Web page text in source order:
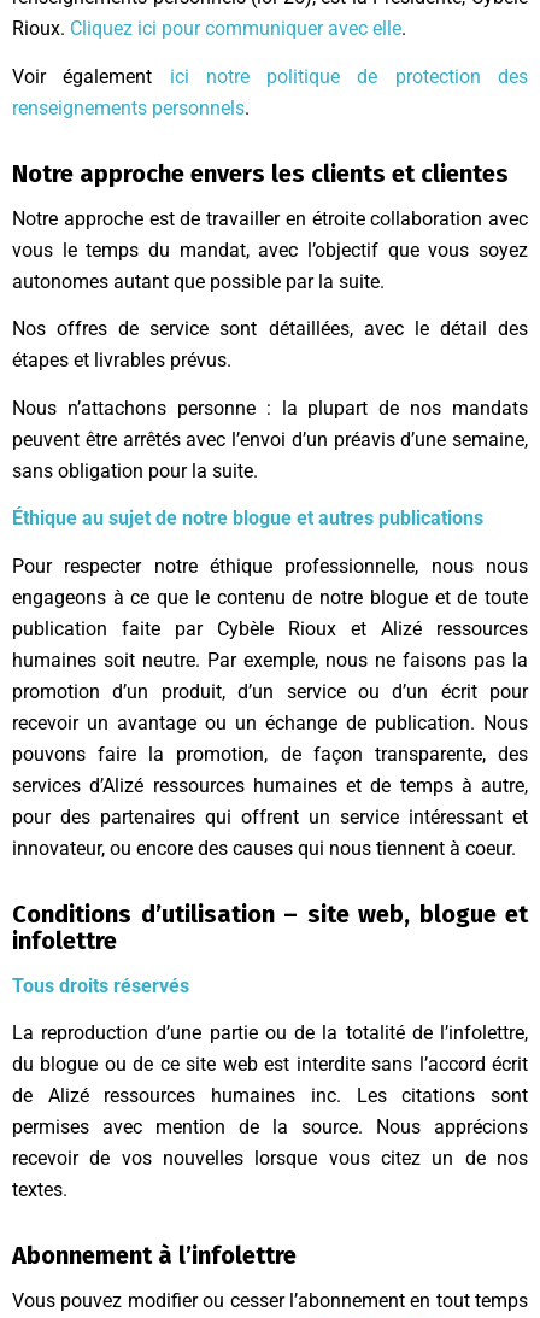
Rioux. Cliquez ici pour communiquer avec elle.
Voir également ici notre politique de protection des
renseignements personnels.
Notre approche envers les clients et clientes
Notre approche est de travailler en étroite collaboration avec
vous le temps du mandat, avec l’objectif que vous soyez
autonomes autant que possible par la suite.
Nos offres de service sont détaillées, avec le détail des
étapes et livrables prévus.
Nous n’attachons personne : la plupart de nos mandats
peuvent être arrêtés avec l’envoi d’un préavis d’une semaine,
sans obligation pour la suite.
Éthique au sujet de notre blogue et autres publications
Pour respecter notre éthique professionnelle, nous nous
engageons à ce que le contenu de notre blogue et de toute
publication faite par Cybèle Rioux et Alizé ressources
humaines soit neutre. Par exemple, nous ne faisons pas la
promotion d’un produit, d’un service ou d’un écrit pour
recevoir un avantage ou un échange de publication. Nous
pouvons faire la promotion, de façon transparente, des
services d’Alizé ressources humaines et de temps à autre,
pour des partenaires qui offrent un service intéressant et
innovateur, ou encore des causes qui nous tiennent à coeur.
Conditions d’utilisation – site web, blogue et
infolettre
Tous droits réservés
La reproduction d’une partie ou de la totalité de l’infolettre,
du blogue ou de ce site web est interdite sans l’accord écrit
de Alizé ressources humaines inc. Les citations sont
permises avec mention de la source. Nous apprécions
recevoir de vos nouvelles lorsque vous citez un de nos
textes.
Abonnement à l’infolettre
Vous pouvez modifier ou cesser l’abonnement en tout temps